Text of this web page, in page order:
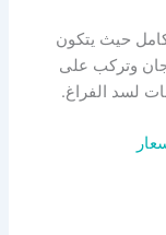
حيث يتكون
وتركب على
لسد الفراغ.